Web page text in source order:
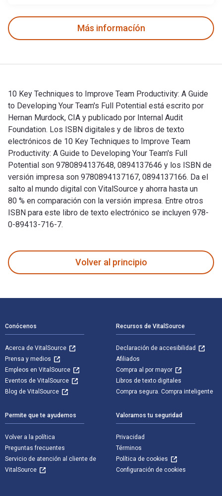
Más informacíón
10 Key Techniques to Improve Team Productivity: A Guide
to Developing Your Team's Full Potential está escrito por
Hernan Murdock, CIA y publicado por Internal Audit
Foundation. Los ISBN digitales y de libros de texto
electrónicos de 10 Key Techniques to Improve Team
Productivity: A Guide to Developing Your Team's Full
Potential son 9780894137648, 0894137646 y los ISBN de
versión impresa son 9780894137167, 0894137166. Da el
salto al mundo digital con VitalSource y ahorra hasta un
80 % en comparación con la versión impresa. Entre otros
ISBN para este libro de texto electrónico se incluyen 978-
0-89413-716-7.
Volver al principio
Conócenos
Acerca de VitalSource
Prensa y medios
Empleos en VitalSource
Eventos de VitalSource
Blog de VitalSource
Recursos de VitalSource
Declaración de accesibilidad
Afiliados
Compra al por mayor
Libros de texto digitales
Compra segura. Compra inteligente
Permite que te ayudemos
Volver a la política
Preguntas frecuentes
Servicio de atención al cliente de
VitalSource
Valoramos tu seguridad
Privacidad
Términos
Política de cookies
Configuración de cookies